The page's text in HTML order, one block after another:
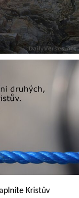
Kristův